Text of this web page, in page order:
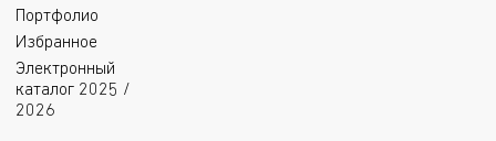
Портфолио
Избранное
Электронный
каталог 2025 /
2026